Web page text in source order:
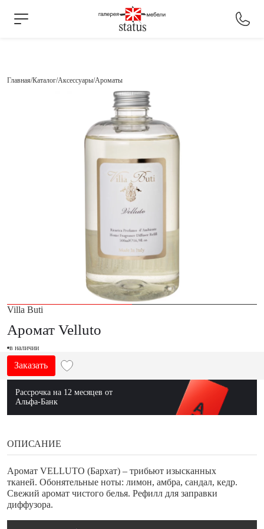
Главная Каталог Аксессуары Ароматы
Villa Buti
Аромат Velluto
в наличии
Заказать
Рассрочка на 12 месяцев от
Альфа-Банк
ОПИСАНИЕ
Аромат VELLUTO (Бархат) – трибьют изысканных
тканей. Обонятельные ноты: лимон, амбра, сандал, кедр.
Свежий аромат чистого белья. Рефилл для заправки
диффузора.